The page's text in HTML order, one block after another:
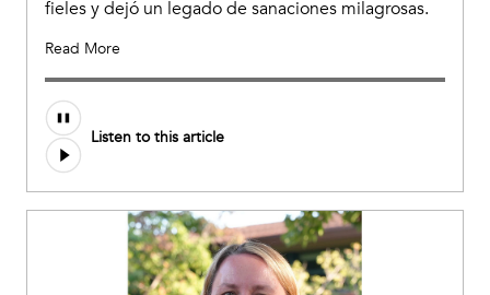
fieles y dejó un legado de sanaciones milagrosas.
Read More
Listen to this article